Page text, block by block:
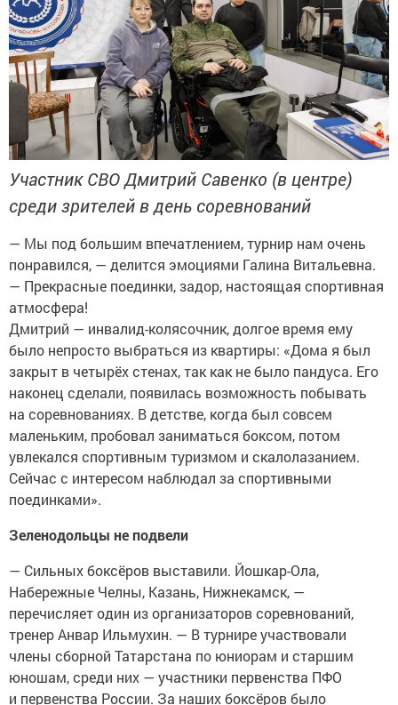
Участник СВО Дмитрий Савенко (в центре)
среди зрителей в день соревнований
— Мы под большим впечатлением, турнир нам очень
понравился, — делится эмоциями Галина Витальевна.
— Прекрасные поединки, задор, настоящая спортивная
атмосфера!
Дмитрий — инвалид-колясочник, долгое время ему
было непросто выбраться из квартиры: «Дома я был
закрыт в четырёх стенах, так как не было пандуса. Его
наконец сделали, появилась возможность побывать
на соревнованиях. В детстве, когда был совсем
маленьким, пробовал заниматься боксом, потом
увлекался спортивным туризмом и скалолазанием.
Сейчас с интересом наблюдал за спортивными
поединками».
Зеленодольцы не подвели
— Сильных боксёров выставили. Йошкар-Ола,
Набережные Челны, Казань, Нижнекамск, —
перечисляет один из организаторов соревнований,
тренер Анвар Ильмухин. — В турнире участвовали
члены сборной Татарстана по юниорам и старшим
юношам, среди них — участники первенства ПФО
и первенства России. За наших боксёров было